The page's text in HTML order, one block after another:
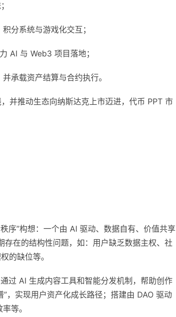
分系统与游戏化交互；
AI 与 Web3 项目落地；
承载资产结算与合约执行。
并推动生态向纳斯达克上市迈进，代币 PPT 市
序”构想：一个由 AI 驱动、数据自有、价值共享
在的结构性问题，如：用户缺乏数据主权、社
的缺位等。
过 AI 生成内容工具和智能分发机制，帮助创作
，实现用户资产化成长路径；搭建由 DAO 驱动
等。